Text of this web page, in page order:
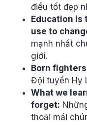
điều tốt đẹp
Education is
use to
mạnh nhất
giới.
Born
Đội tuyển Hy
What we
forget:
thoải mái